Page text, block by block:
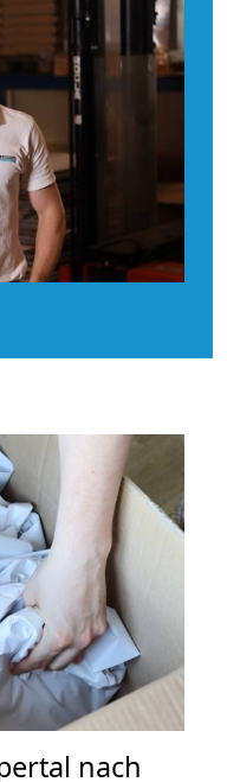
nach